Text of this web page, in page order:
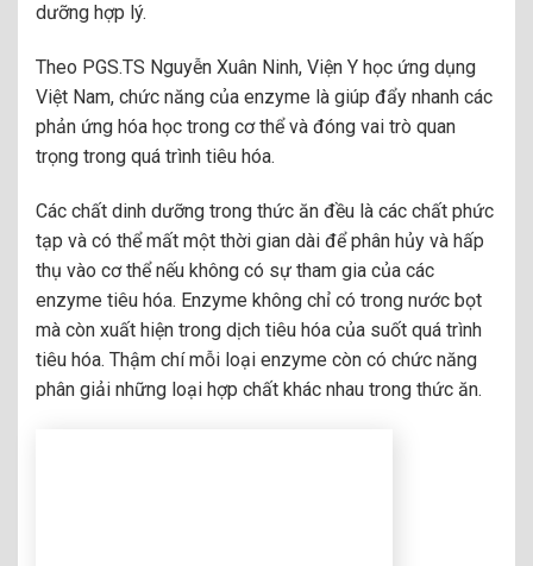
dưỡng hợp lý.
Theo PGS.TS Nguyễn Xuân Ninh, Viện Y học ứng dụng
Việt Nam, chức năng của enzyme là giúp đẩy nhanh các
phản ứng hóa học trong cơ thể và đóng vai trò quan
trọng trong quá trình tiêu hóa.
Các chất dinh dưỡng trong thức ăn đều là các chất phức
tạp và có thể mất một thời gian dài để phân hủy và hấp
thụ vào cơ thể nếu không có sự tham gia của các
enzyme tiêu hóa. Enzyme không chỉ có trong nước bọt
mà còn xuất hiện trong dịch tiêu hóa của suốt quá trình
tiêu hóa. Thậm chí mỗi loại enzyme còn có chức năng
phân giải những loại hợp chất khác nhau trong thức ăn.